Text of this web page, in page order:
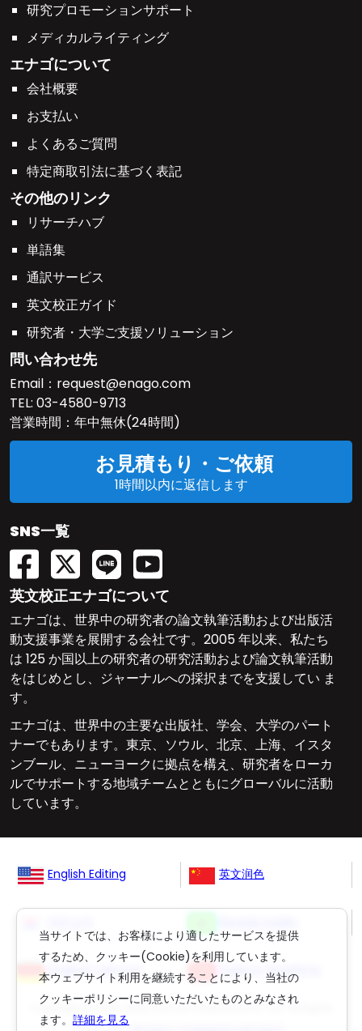
当サイトでは、お客様により適したサービスを提供
するため、クッキー(Cookie)を利用しています。
本ウェブサイト利用を継続することにより、当社の
クッキーポリシーに同意いただいたものとみなされ
ます。 詳細を見る
研究プロモーションサポート
メディカルライティング
エナゴについて
会社概要
お支払い
よくあるご質問
特定商取引法に基づく表記
その他のリンク
リサーチハブ
単語集
通訳サービス
英文校正ガイド
研究者・大学ご支援ソリューション
問い合わせ先
Email： request@enago.com
TEL: 03-4580-9713
営業時間：年中無休(24時間)
お見積もり・ご依頼
1時間以内に返信します
SNS一覧
英文校正エナゴについて
エナゴは、世界中の研究者の論文執筆活動および出版活
動支援事業を展開する会社です。2005 年以来、私たち
は 125 か国以上の研究者の研究活動および論文執筆活動
をはじめとし、ジャーナルへの採択までを支援してい ま
す。
エナゴは、世界中の主要な出版社、学会、大学のパート
ナーでもあります。東京、ソウル、北京、上海、イスタ
ンブール、ニューヨークに拠点を構え、研究者をローカ
ルでサポートする地域チームとともにグローバルに活動
しています。
English Editing 英文润色
Englisch Lektorat ingilizce düzeltme
Copyright © 2006- 2026 Crimson Interactive Pvt. Ltd. All Rights